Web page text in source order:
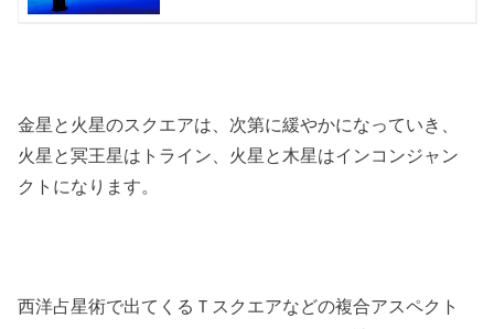
金星と火星のスクエアは、次第に緩やかになっていき、
火星と冥王星はトライン、火星と木星はインコンジャン
クトになります。
西洋占星術で出てくるＴスクエアなどの複合アスペクト